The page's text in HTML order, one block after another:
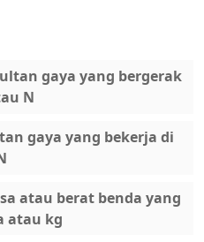
gaya yang bergerak
N
gaya yang bekerja di
atau berat benda yang
atau kg